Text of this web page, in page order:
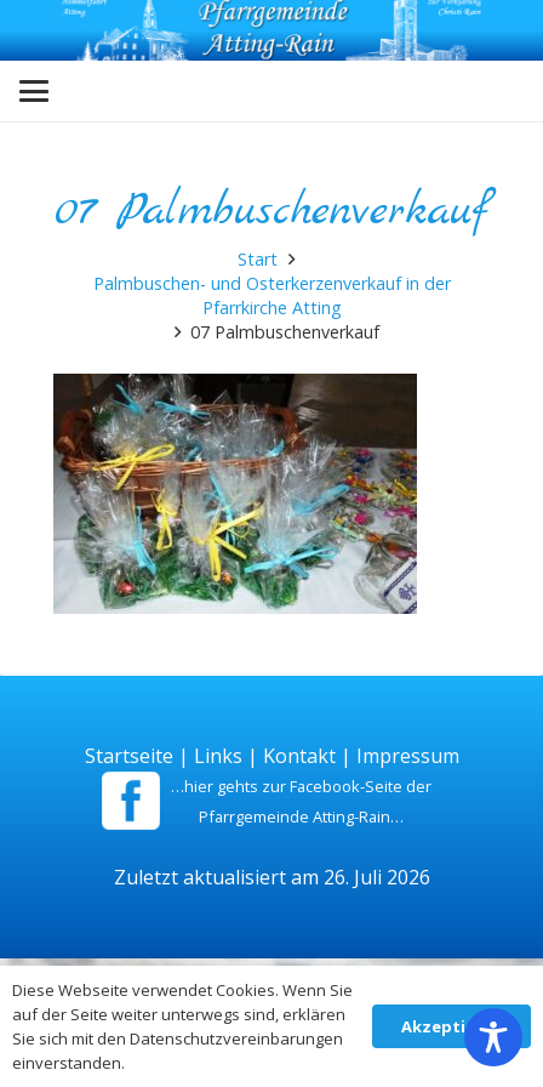
07 Palmbuschenverkauf
Start
Palmbuschen- und Osterkerzenverkauf in der
Pfarrkirche Atting
07 Palmbuschenverkauf
Startseite | Links | Kontakt| Impressum
…hier gehts zur Facebook-Seite der
Pfarrgemeinde Atting-Rain…
Zuletzt aktualisiert am 26. Juli 2026
Diese Webseite verwendet Cookies. Wenn Sie
auf der Seite weiter unterwegs sind, erklären
Sie sich mit den Datenschutzvereinbarungen
einverstanden.
Akzeptieren